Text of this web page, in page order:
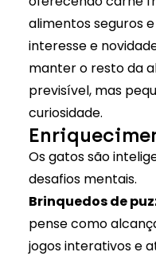
alimentos seguros
interesse e
manter o resto da
previsível, mas
curiosidade.
Os gatos são
desafios mentais.
Brinquedos de
pense como
jogos interativos e